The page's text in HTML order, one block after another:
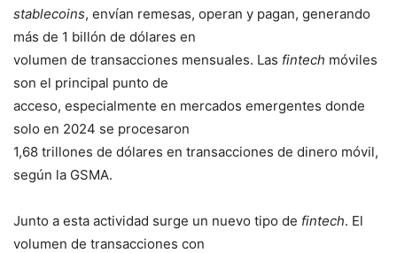
stablecoins, envían remesas, operan y pagan, generando
más de 1 billón de dólares en
volumen de transacciones mensuales. Las fintech móviles
son el principal punto de
acceso, especialmente en mercados emergentes donde
solo en 2024 se procesaron
1,68 trillones de dólares en transacciones de dinero móvil,
según la GSMA.
Junto a esta actividad surge un nuevo tipo de fintech. El
volumen de transacciones con